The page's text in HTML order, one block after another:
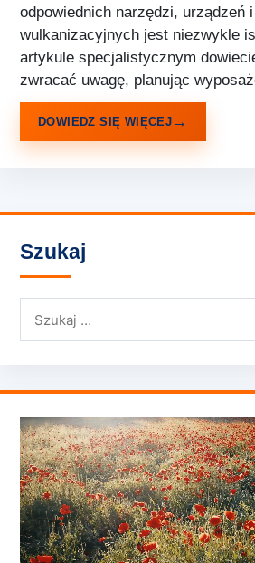
odpowiednich narzędzi, urządzeń i
wulkanizacyjnych jest niezwykle
artykule specjalistycznym
zwracać uwagę, planując
DOWIEDZ SIĘ WIĘCEJ
Szukaj